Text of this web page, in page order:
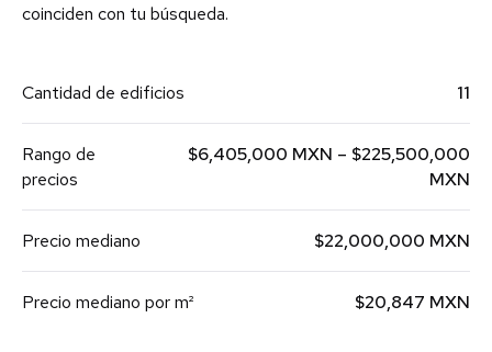
coinciden con tu búsqueda.
Cantidad de edificios 11
Rango de
precios
$6,405,000 MXN – $225,500,000
MXN
Precio mediano $22,000,000 MXN
Precio mediano por m² $20,847 MXN